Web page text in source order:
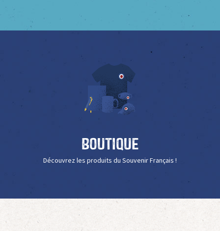
Boutique
Découvrez les produits du Souvenir Français !